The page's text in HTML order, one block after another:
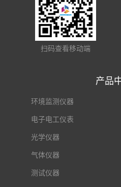
扫码查看移动端
产品
环境监测仪器
电子电工仪表
光学仪器
气体仪器
测试仪器